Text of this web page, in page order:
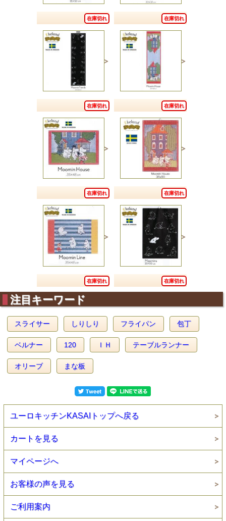
在庫切れ 在庫切れ
在庫切れ 在庫切れ
在庫切れ 在庫切れ
在庫切れ 在庫切れ
注目キーワード
スライサー しりしり フライパン 包丁
ベルナー 120 ＩＨ テーブルランナー
オリーブ まな板
ユーロキッチンKASAIトップへ戻る
カートを見る
マイページへ
お客様の声を見る
ご利用案内